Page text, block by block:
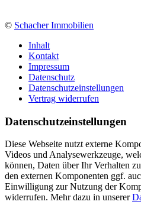
© Schacher Immobilien
Inhalt
Kontakt
Impressum
Datenschutz
Datenschutzeinstellungen
Vertrag widerrufen
Daten­schutz­ein­stellungen
Diese Webseite nutzt externe
Videos und Analysewerkzeuge,
können, Daten über Ihr Verhalten
den externen Komponenten ggf.
Einwilligung zur Nutzung der
widerrufen. Mehr dazu in unserer